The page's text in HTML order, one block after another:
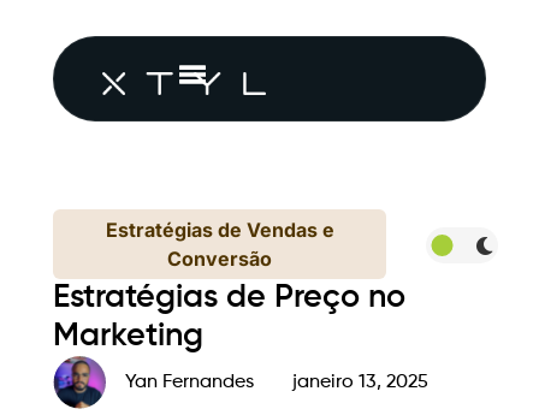
Estratégias de Vendas e
Conversão
Estratégias de Preço no
Marketing
Yan Fernandes janeiro 13, 2025